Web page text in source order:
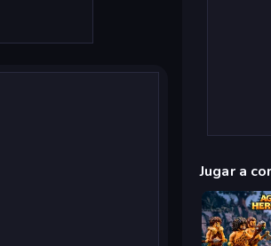
Jugar a